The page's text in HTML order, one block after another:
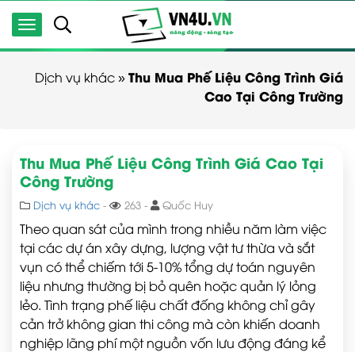
Dịch vụ khác»Thu Mua Phế Liệu Công Trình Giá
Cao Tại Công Trường
Thu Mua Phế Liệu Công Trình Giá Cao Tại
Công Trường
Dịch vụ khác - 263 - Quốc Huy
Theo quan sát của mình trong nhiều năm làm việc
tại các dự án xây dựng, lượng vật tư thừa và sắt
vụn có thể chiếm tới 5-10% tổng dự toán nguyên
liệu nhưng thường bị bỏ quên hoặc quản lý lỏng
lẻo. Tình trạng phế liệu chất đống không chỉ gây
cản trở không gian thi công mà còn khiến doanh
nghiệp lãng phí một nguồn vốn lưu động đáng kể